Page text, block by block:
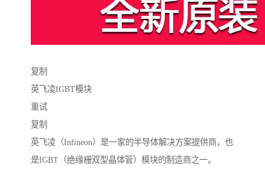
复制
英飞凌IGBT模块
重试
复制
英飞凌（Infineon）是一家的半导体解决方案提供商，也
是IGBT（绝缘栅双型晶体管）模块的制造商之一。